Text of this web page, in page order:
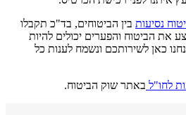
נסיעות בין הביטוחים, בד"כ תקבלו
את הביטוח והפערים יכולים להיות
כאן לשירותכם ונשמח לענות כל
לחו"ל באתר שוק הביטוח.